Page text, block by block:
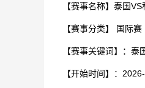
【赛事名称】泰国
【赛事分类】 国际赛
【赛事关键词】：
【开始时间】：